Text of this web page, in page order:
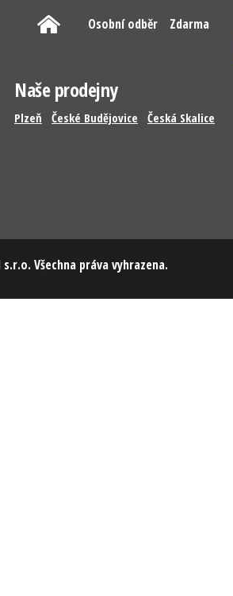
Osobní odběr Zdarma
Naše prodejny
Plzeň České Budějovice Česká Skalice
Všechna práva vyhrazena.